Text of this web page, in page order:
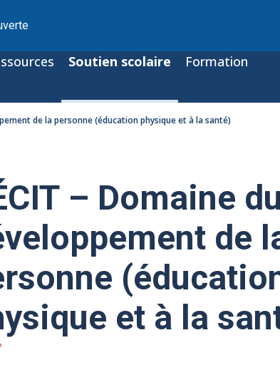
Soutien scolaire Formation
de la personne (éducation physique et à la santé)
– Domaine du
de
et à la